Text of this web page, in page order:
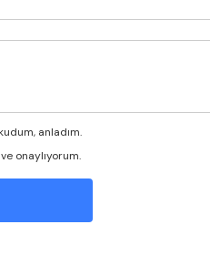
anladım.
onaylıyorum.